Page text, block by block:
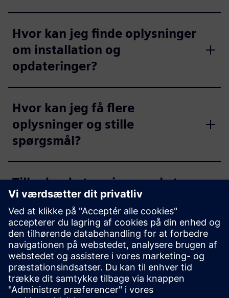
Hvor kan jeg finde oplysninger
om installation og
opdateringer?
Hvor kan jeg få flere
oplysninger og stille
spørgsmål?
Tilbyder du træning og ekstra
værktøjer til SIMATIC WinCC
Unified?
Hvor kan jeg få yderligere
support?